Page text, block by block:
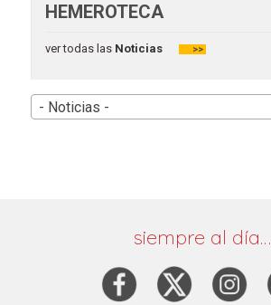
HEMEROTECA
ver todas lasNoticias >>
- Noticias -
siempre al día…